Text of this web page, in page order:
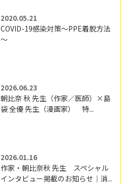
2020.05.21
COVID-19感染対策～PPE着脱方法
～
2026.06.23
朝比奈 秋 先生（作家／医師）×島
袋 全優 先生（漫画家） 特...
2026.01.16
作家・朝比奈秋 先生 スペシャル
インタビュー掲載のお知らせ｜消...